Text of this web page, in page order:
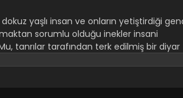
yaşlı insan ve onların yetiştirdiği
sorumlu olduğu inekler insani
tanrılar tarafından terk edilmiş bir diyar
varır: karanlıkla birlikte inen iblisler,